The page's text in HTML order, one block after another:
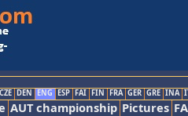
CZE DEN ENG ESP FAI FIN FRA GER GRE INA
AUT championship Pictures